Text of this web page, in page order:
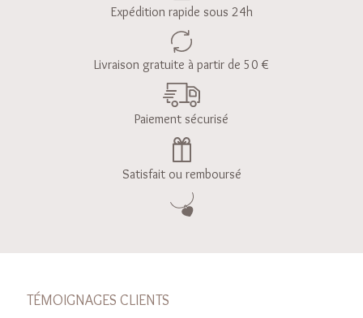
Expédition rapide sous 24h
Livraison gratuite à partir de 50 €
Paiement sécurisé
Satisfait ou remboursé
TÉMOIGNAGES CLIENTS